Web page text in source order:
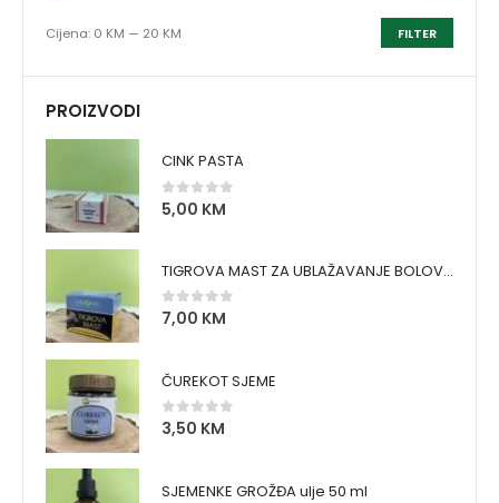
FILTER
Cijena: 0 KM — 20 KM
PROIZVODI
CINK PASTA
0 out of 5
5,00 KM
TIGROVA MAST ZA UBLAŽAVANJE BOLOVA I ZAGRIJAVANJE MIŠIĆA
0 out of 5
7,00 KM
ČUREKOT SJEME
0 out of 5
3,50 KM
SJEMENKE GROŽĐA ulje 50 ml